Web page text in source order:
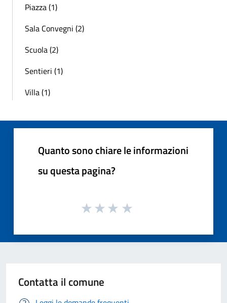
Piazza (1)
Sala Convegni (2)
Scuola (2)
Sentieri (1)
Villa (1)
Quanto sono chiare le informazioni
su questa pagina?
Contatta il comune